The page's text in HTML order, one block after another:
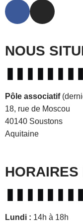
NOUS
Pôle associatif
18, rue de Moscou
40140 Soustons
Aquitaine
HORAIRES
Lundi : 14h à 18h